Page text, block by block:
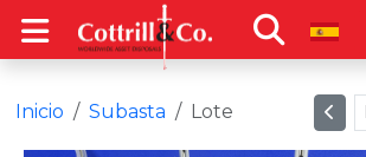
Inicio Subasta Lote